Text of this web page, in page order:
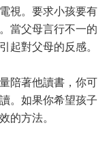
視。要求小孩要有
當父母言行不一的
起對父母的反感。
陪著他讀書，你可
。如果你希望孩子
的方法。